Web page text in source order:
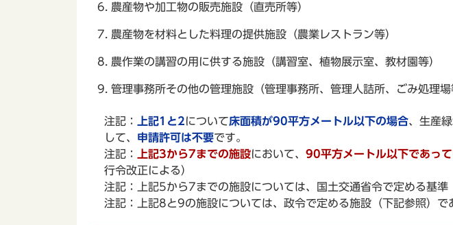
農産物や加工物の販売施設（直売所等）
農産物を材料とした料理の提供施設（農業レストラン等）
農作業の講習の用に供する施設（講習室、植物展示室、教材園等）
管理事務所その他の管理施設（管理事務所、管理人詰所、ごみ処理場
注記： 上記1と2について床面積が90平方メートル以下の場合、生産
して、 申請許可は不要です。
注記：
上記3から7までの施設において、 90平方メートル以下であっ
行令改正による）
注記：上記5から7までの施設については、国土交通省令で定める基準
注記：上記8と9の施設については、政令で定める施設（下記参照）で